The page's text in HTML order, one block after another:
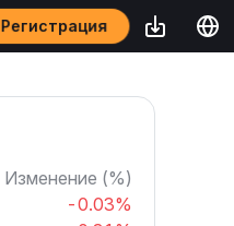
Регистрация
Изменение (%)
-0.03%